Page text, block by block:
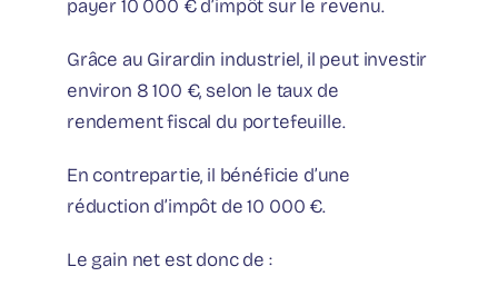
payer 10 000 € d’impôt sur le revenu.
Grâce au Girardin industriel, il peut investir
environ 8 100 €, selon le taux de
rendement fiscal du portefeuille.
En contrepartie, il bénéficie d’une
réduction d’impôt de 10 000 €.
Le gain net est donc de :